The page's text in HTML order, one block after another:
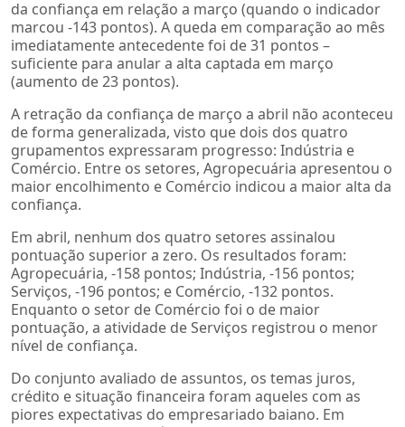
da confiança em relação a março (quando o indicador
marcou -143 pontos). A queda em comparação ao mês
imediatamente antecedente foi de 31 pontos –
suficiente para anular a alta captada em março
(aumento de 23 pontos).
A retração da confiança de março a abril não aconteceu
de forma generalizada, visto que dois dos quatro
grupamentos expressaram progresso: Indústria e
Comércio. Entre os setores, Agropecuária apresentou o
maior encolhimento e Comércio indicou a maior alta da
confiança.
Em abril, nenhum dos quatro setores assinalou
pontuação superior a zero. Os resultados foram:
Agropecuária, -158 pontos; Indústria, -156 pontos;
Serviços, -196 pontos; e Comércio, -132 pontos.
Enquanto o setor de Comércio foi o de maior
pontuação, a atividade de Serviços registrou o menor
nível de confiança.
Do conjunto avaliado de assuntos, os temas juros,
crédito e situação financeira foram aqueles com as
piores expectativas do empresariado baiano. Em